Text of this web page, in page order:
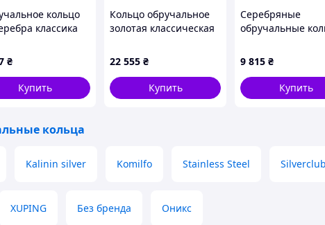
кольцо
классика
₴
Купить
Кольцо обручальное
золотая классическая
мм.
22 555 ₴
Купить
Серебряные
обручальные
пара
9 815 ₴
Купить
кольца
Kalinin silver Komilfo Stainless Steel Silverclub
XUPING Без бренда Оникс